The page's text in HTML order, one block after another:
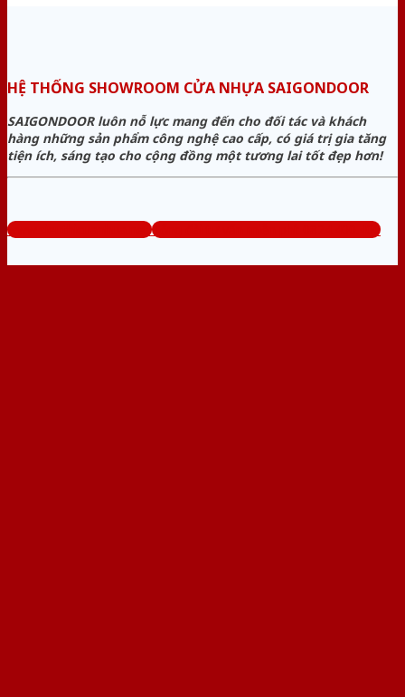
HỆ THỐNG SHOWROOM CỬA NHỰA SAIGONDOOR
SAIGONDOOR luôn nỗ lực mang đến cho đối tác và khách
hàng những sản phẩm công nghệ cao cấp, có giá trị gia tăng
tiện ích, sáng tạo cho cộng đồng một tương lai tốt đẹp hơn!
www.sieuthicuanhua.net Tổng đài tư vấn miễn phí: 0824.400.400